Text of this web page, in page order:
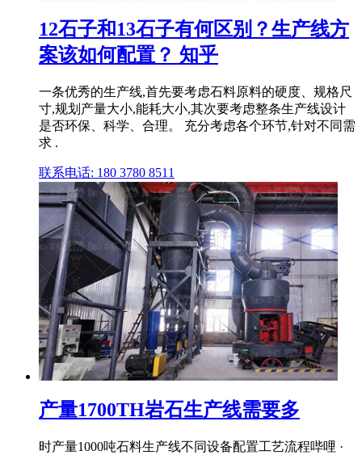
12石子和13石子有何区别？生产线方
案该如何配置？ 知乎
一条优秀的生产线,首先要考虑石料原料的硬度、规格尺
寸,规划产量大小,能耗大小,其次要考虑整条生产线设计
是否环保、科学、合理。 充分考虑各个环节,针对不同需
求 .
联系电话: 180 3780 8511
产量1700TH岩石生产线需要多
时产量1000吨石料生产线不同设备配置工艺流程哔哩 ·